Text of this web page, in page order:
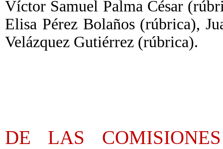
Víctor Samuel Palma César
Elisa Pérez Bolaños (rúbrica),
Velázquez Gutiérrez (rúbrica).
DE LAS